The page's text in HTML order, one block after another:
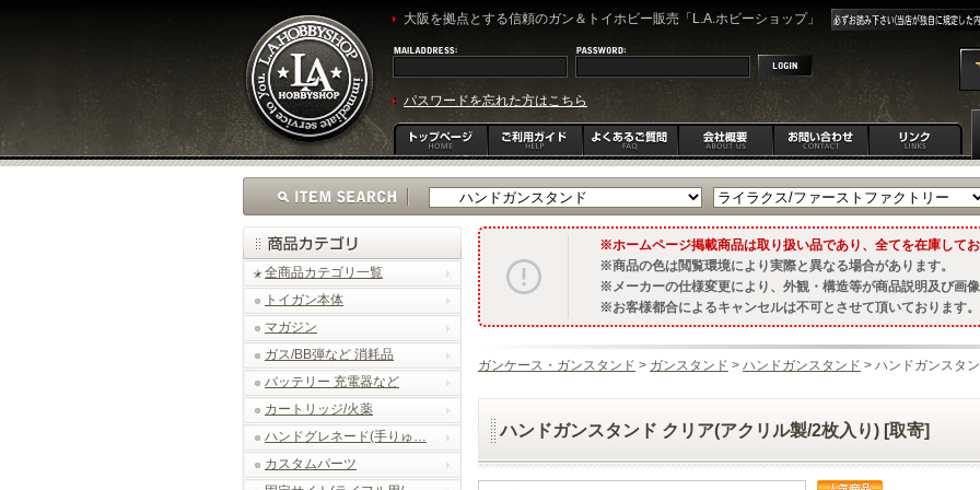
大阪を拠点とする信頼のガン＆トイホビー販売「L.A.ホビーショップ」
パスワードを忘れた方はこちら
全商品カテゴリ一覧
トイガン本体
マガジン
ガス/BB弾など 消耗品
バッテリー 充電器など
カートリッジ/火薬
ハンドグレネード(手りゅ…
カスタムパーツ
ホームページ掲載商品は取り扱い品であり、全てを在庫して
商品の色は閲覧環境により実際と異なる場合があります。
メーカーの仕様変更により、外観・構造等が商品説明及び画
お客様都合によるキャンセルは不可とさせて頂いております
ガンケース・ガンスタンド > ガンスタンド > ハンドガンスタンド > ハンドガンスタ
ハンドガンスタンド クリア(アクリル製/2枚入り) [取寄]